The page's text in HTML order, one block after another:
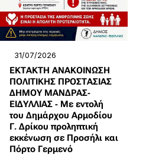
31/07/2026
ΕΚΤΑΚΤΗ ΑΝΑΚΟΙΝΩΣΗ
ΠΟΛΙΤΙΚΗΣ ΠΡΟΣΤΑΣΙΑΣ
ΔΗΜΟΥ ΜΑΝΔΡΑΣ-
ΕΙΔΥΛΛΙΑΣ - Με εντολή
του Δημάρχου Αρμοδίου
Γ. Δρίκου προληπτική
εκκένωση σε Προσήλι και
Πόρτο Γερμενό